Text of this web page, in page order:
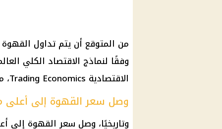
وفقًا لنماذج الاقتصاد الكلي
الاقتصادية Trading Economics، مقابل 2.7 دولار للرطل بحلول 12 شهرًا.
وصل سعر القهوة إلى أعلى